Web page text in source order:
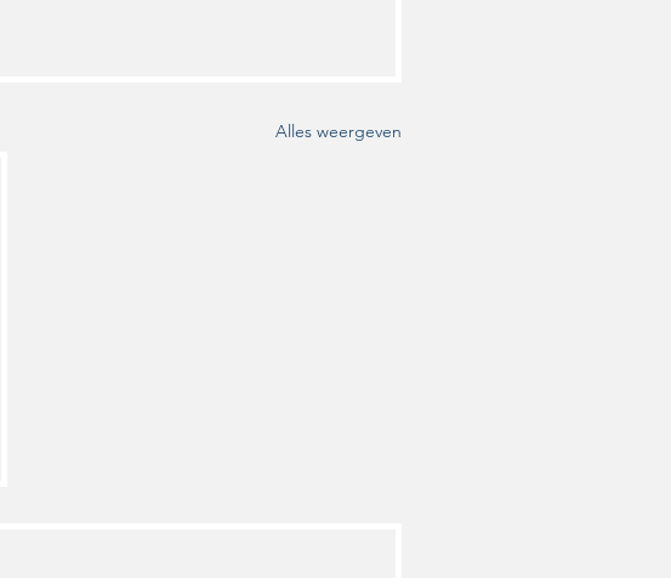
Alles weergeven